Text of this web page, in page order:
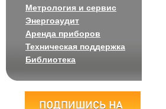
Метрология и сервис
Энергоаудит
Аренда приборов
Техническая поддержка
Библиотека